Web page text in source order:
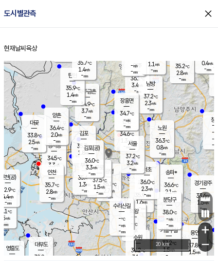
도시별관측 close
홈
현재날씨 육상
의도
℃
m/s
mm
영흥도
양주
36.1℃
3.4
-mm
과천
35.9℃
1.6m/s
- mm
용인
37.8℃
1.5m/s
경기광주
33.6℃
1.5m/s
-mm
대부도
32.0
경서동
34.5℃
3.3 m/s
-mm
파주금촌
34.9℃
3.7m/s
-mm
35.2℃
2.8m/s
-mm
대곶
33.8℃
2.5m/s
-mm
창
-
-m/
-
탄현
35.9℃
1.4m/s
-mm
0.4m/s
-mm
의왕
- ℃
m/s
mm
김포
35.7℃
1.8 m/s
mm
광명
36.1
℃
2.7 m/s
-mm
부천
35.4℃
1.3m/s
-mm
양촌
36.4℃
2.0m/s
-mm
구로
37.5℃
1.5m/s
-mm
은평
34.6℃
1.3 m/s
- mm
노원
36.3℃
0.8m/s
-mm
송파*
36.6℃
2.1 m/s
-mm
서초
36.0℃
2.3m/s
-mm
남방
37.2℃
2.3m/s
-mm
기흥구갈
37.2℃
1.5m/s
-
수리산길
-℃
-m/s
-mm
분당구
38.0℃
-m/s
-mm
장흥면
34.7℃
-m/s
-mm
-m/s
-mm
인천(공)
32.9℃
4.4m/s
-mm
김포(공)
36.0℃
3.3m/s
-mm
수원
36.2℃
3.1 m/s
인천
35.7℃
2.8m/s
-mm
서울
37.2℃
3.2m/s
-mm
35.7℃
1.4m/s
-mm
1.1 m/s
-mm
+
−
20 km